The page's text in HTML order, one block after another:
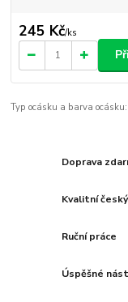
245 Kč/ks
Typ ocásku a barva ocásku:
Doprava
Kvalitní
Ruční práce
Úspěšné